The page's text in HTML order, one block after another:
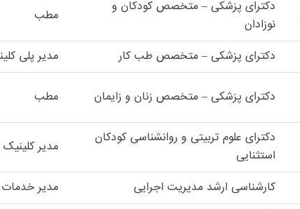
دکترای پزشکی – متخصص کودکان و
نوزادان
مطب
دکترای پزشکی – متخصص طب کار مدیر پلی
دکترای پزشکی – متخصص زنان و زایمان مطب
دکترای علوم تربیتی و روانشناسی کودکان
استثنایی
مدیر
کارشناسی ارشد مدیریت اجرایی مدیر خدمات